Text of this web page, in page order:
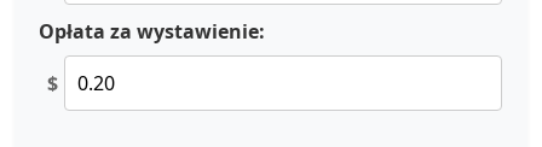
Opłata za wystawienie:
$